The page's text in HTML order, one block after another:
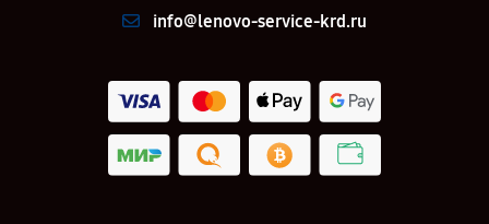
info@lenovo-service-krd.ru